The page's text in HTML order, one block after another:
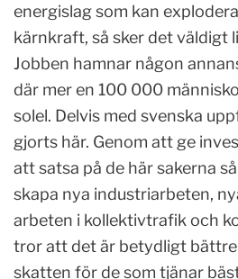
energislag som kan
kärnkraft, så sker det väldigt
Jobben hamnar någon
där mer en 100 000
solel. Delvis med svenska
gjorts här. Genom att ge
att satsa på de här sakerna
skapa nya industriarbeten,
arbeten i kollektivtrafik och
tror att det är betydligt
skatten för de som tjänar